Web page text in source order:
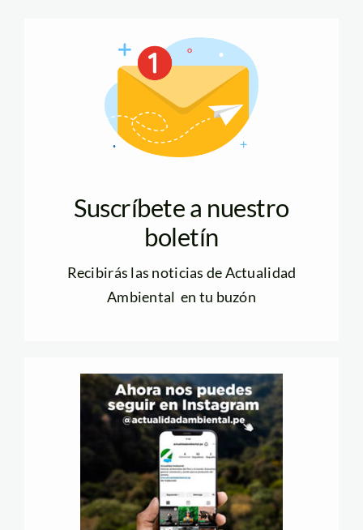
Suscríbete a nuestro
boletín
Recibirás las noticias de Actualidad
Ambiental en tu buzón